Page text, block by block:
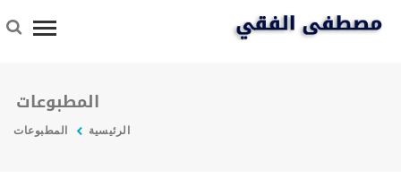
المطبوعات
الرئيسية المطبوعات